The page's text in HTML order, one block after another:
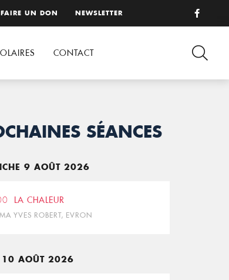
UN DON NEWSLETTER
CONTACT
SÉANCES
9 AOÛT 2026
LA CHALEUR
YVES ROBERT, EVRON
10 AOÛT 2026